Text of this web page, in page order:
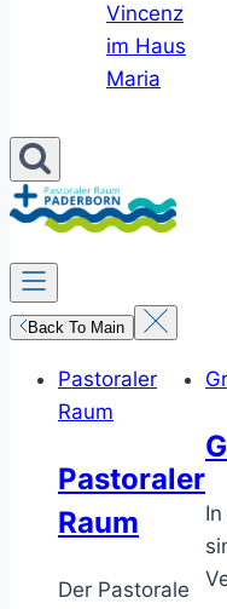
Vincenz
im Haus
Maria
Back To Main
Pastoraler
Raum
Pastoraler
Raum
Der Pastorale